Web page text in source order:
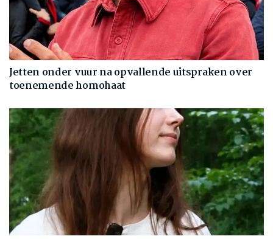
Jetten onder vuur na opvallende uitspraken over
toenemende homohaat